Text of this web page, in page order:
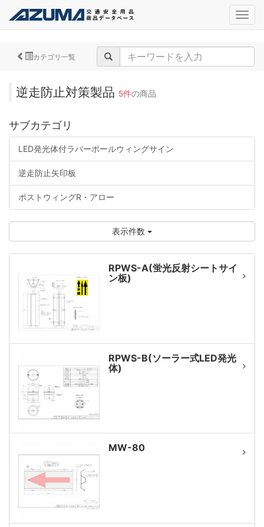
カテゴリ一覧
逆走防止対策製品 5件の商品
サブカテゴリ
LED発光体付ラバーポールウィングサイン
逆走防止矢印板
ポストウィングR・アロー
表示件数
RPWS-A(蛍光反射シートサイ
ン板)
RPWS-B(ソーラー式LED発光
体)
MW-80